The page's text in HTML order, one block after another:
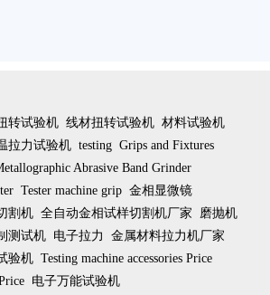
转试验机 线材扭转试验机 材料试验机
拉力试验机 testing Grips and Fixtures
Abrasive Band Grinder
Tester machine grip 金相显微镜
割机 全自动金相试样切割机厂家
磨抛机
测试机 电子拉力
金属材料拉力机厂家
验机 Testing machine accessories Price
电子万能试验机